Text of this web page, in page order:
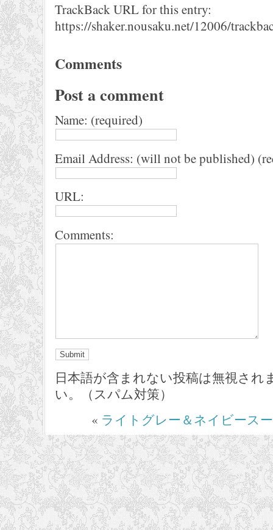
TrackBack URL for this entry:
https://shaker.nousaku.net/12006/
Comments
Post a comment
Name: (required)
Email Address: (will not be published)
URL:
Comments:
日本語が含まれない投稿は無視され
い。（スパム対策）
« ライトグレー＆ネイビース